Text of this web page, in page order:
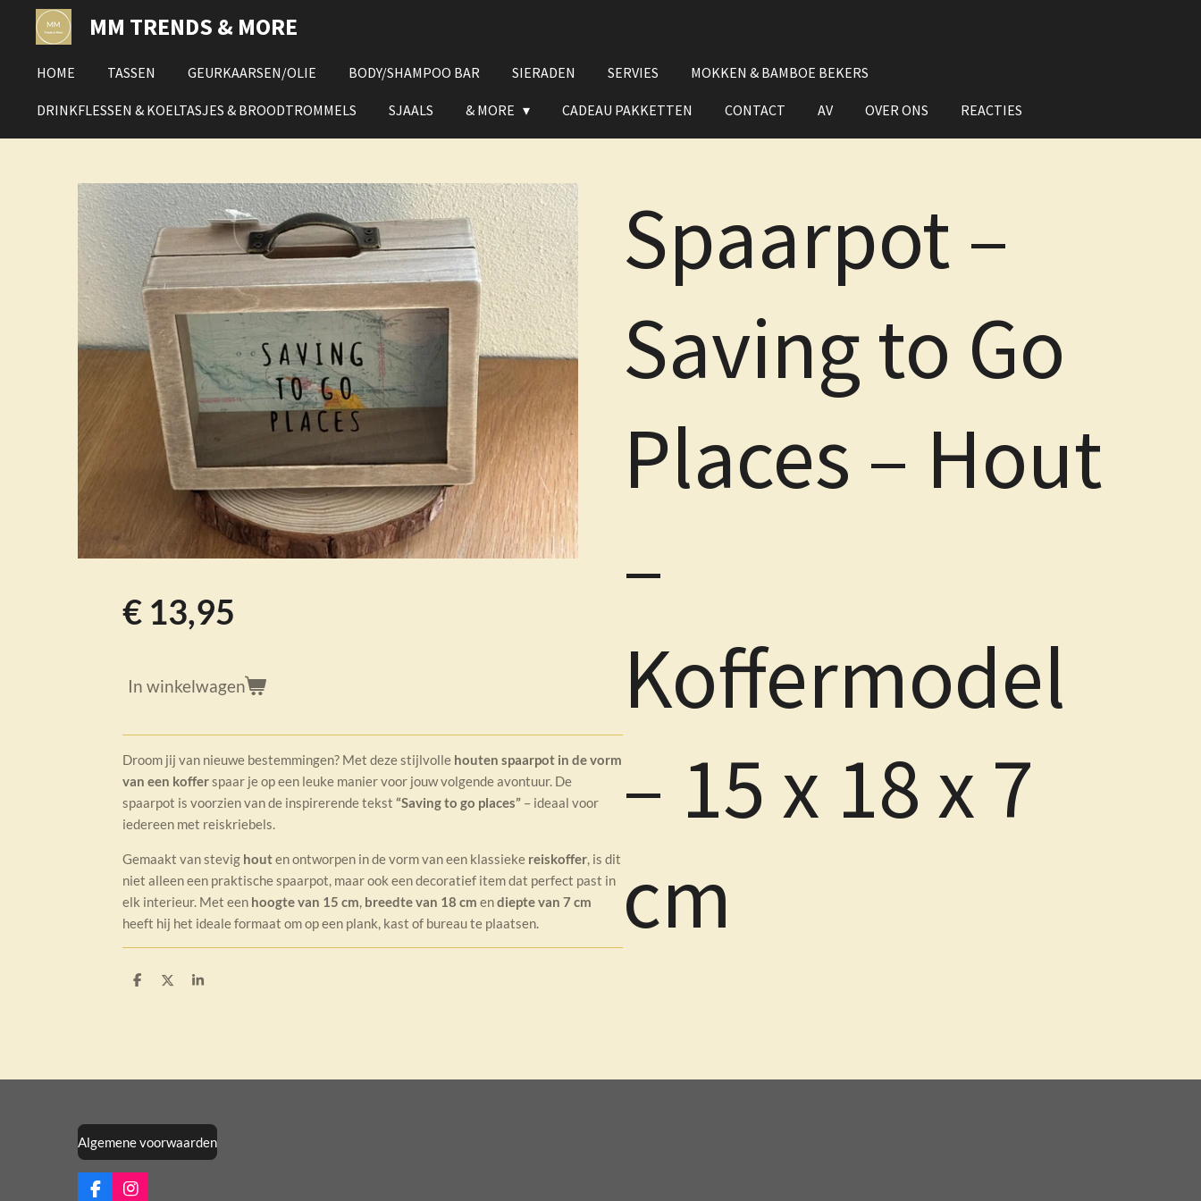
direct
hoofdinhoud
MM TRENDS & MORE
HOME TASSEN GEURKAARSEN/OLIE BODY/SHAMPOO BAR SIERADEN SERVIES MOKKEN & BAMBOE BEKERS
DRINKFLESSEN & KOELTASJES & BROODTROMMELS SJAALS & MORE CADEAU PAKKETTEN CONTACT AV OVER ONS REACTIES
Spaarpot –
Saving to Go
Places – Hout
–
Koffermodel
– 15 x 18 x 7
cm
€ 13,95
In winkelwagen
Droom jij van nieuwe bestemmingen? Met deze stijlvolle houten spaarpot in de vorm
van een kofferspaar je op een leuke manier voor jouw volgende avontuur. De
spaarpot is voorzien van de inspirerende tekst “Saving to go places” – ideaal voor
iedereen met reiskriebels.
Gemaakt van stevig houten ontworpen in de vorm van een klassieke reiskoffer, is dit
niet alleen een praktische spaarpot, maar ook een decoratief item dat perfect past in
elk interieur. Met een hoogte van 15 cm, breedte van 18 cm endiepte van 7 cm
heeft hij het ideale formaat om op een plank, kast of bureau te plaatsen.
D
D
S
Algemene voorwaarden
F I